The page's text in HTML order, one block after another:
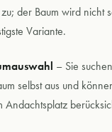
der Baum wird nicht
Variante.
– Sie
selbst aus und
Andachtsplatz